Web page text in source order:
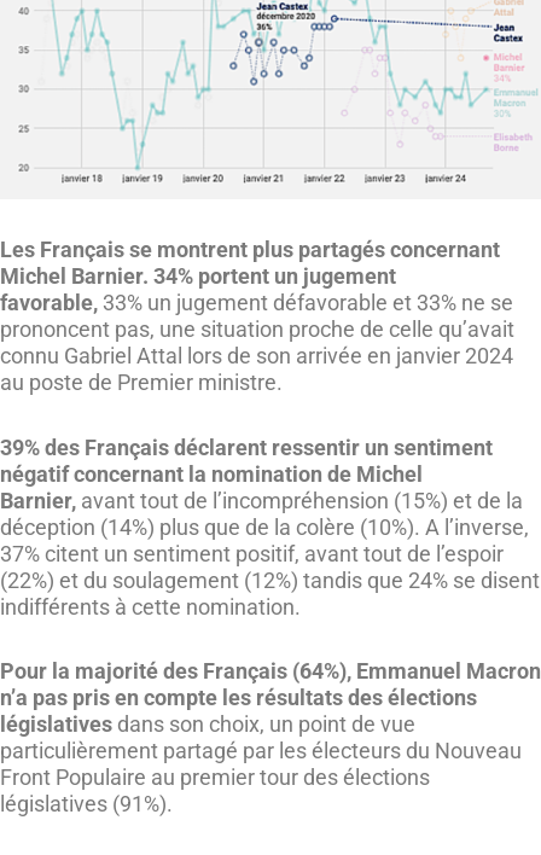
Les Français se montrent plus partagés concernant
Michel Barnier. 34% portent un jugement
favorable, 33% un jugement défavorable et 33% ne se
prononcent pas, une situation proche de celle qu’avait
connu Gabriel Attal lors de son arrivée en janvier 2024
au poste de Premier ministre.
39% des Français déclarent ressentir un sentiment
négatif concernant la nomination de Michel
Barnier, avant tout de l’incompréhension (15%) et de la
déception (14%) plus que de la colère (10%). A l’inverse,
37% citent un sentiment positif, avant tout de l’espoir
(22%) et du soulagement (12%) tandis que 24% se disent
indifférents à cette nomination.
Pour la majorité des Français (64%), Emmanuel Macron
n’a pas pris en compte les résultats des élections
législatives dans son choix, un point de vue
particulièrement partagé par les électeurs du Nouveau
Front Populaire au premier tour des élections
législatives (91%).